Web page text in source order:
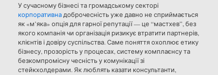
У сучасному бізнесі та громадському секторі
корпоративнадоброчесність уже давно не сприймається
як «м’яка» опція для гарної репутації — це “мастхев”, без
якого компанія чи організація ризикує втратити партнерів,
клієнтів і довіру суспільства. Саме поняття охоплює етику
бізнесу, прозорість у процесах, систему комплаєнсу та
безкомпромісну чесність у комунікації зі
стейкхолдерами. Як люблять казати консультанти,